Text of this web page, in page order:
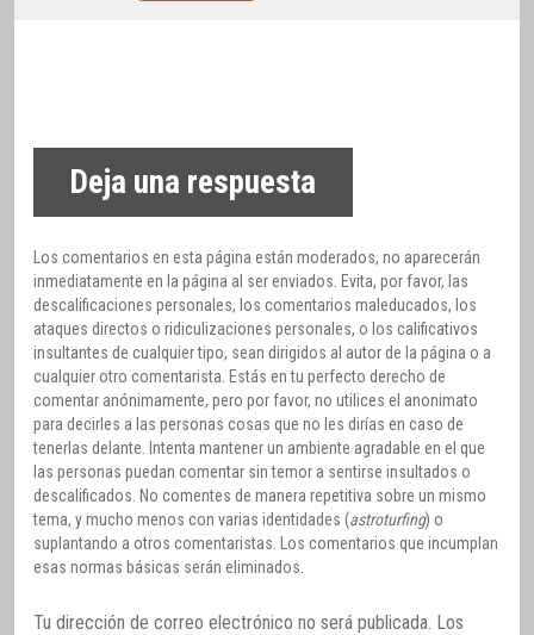
Deja una respuesta
Los comentarios en esta página están moderados, no aparecerán
inmediatamente en la página al ser enviados. Evita, por favor, las
descalificaciones personales, los comentarios maleducados, los
ataques directos o ridiculizaciones personales, o los calificativos
insultantes de cualquier tipo, sean dirigidos al autor de la página o a
cualquier otro comentarista. Estás en tu perfecto derecho de
comentar anónimamente, pero por favor, no utilices el anonimato
para decirles a las personas cosas que no les dirías en caso de
tenerlas delante. Intenta mantener un ambiente agradable en el que
las personas puedan comentar sin temor a sentirse insultados o
descalificados. No comentes de manera repetitiva sobre un mismo
tema, y mucho menos con varias identidades (astroturfing) o
suplantando a otros comentaristas. Los comentarios que incumplan
esas normas básicas serán eliminados.
Tu dirección de correo electrónico no será publicada. Los